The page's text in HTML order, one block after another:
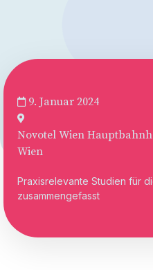
9. Januar 2024
Novotel Wien
Wien
Praxisrelevante Studien für
zusammengefasst